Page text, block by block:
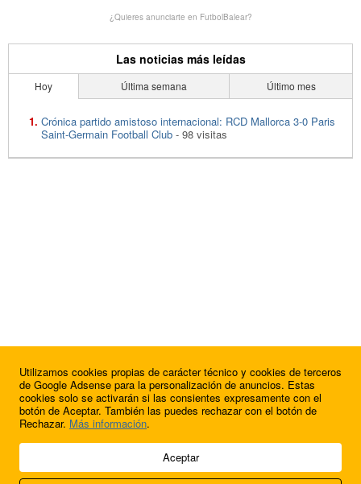
¿Quieres anunciarte en FutbolBalear?
Las noticias más leídas
Hoy Última semana Último mes
Crónica partido amistoso internacional: RCD Mallorca 3-0 Paris
Saint-Germain Football Club - 98 visitas
© 2009 - 2026 Soluciones Corporativas IP, SL.
Utilizamos cookies propias de carácter técnico y cookies de terceros
de Google Adsense para la personalización de anuncios. Estas
cookies solo se activarán si las consientes expresamente con el
botón de Aceptar. También las puedes rechazar con el botón de
Rechazar. Más información.
Aceptar